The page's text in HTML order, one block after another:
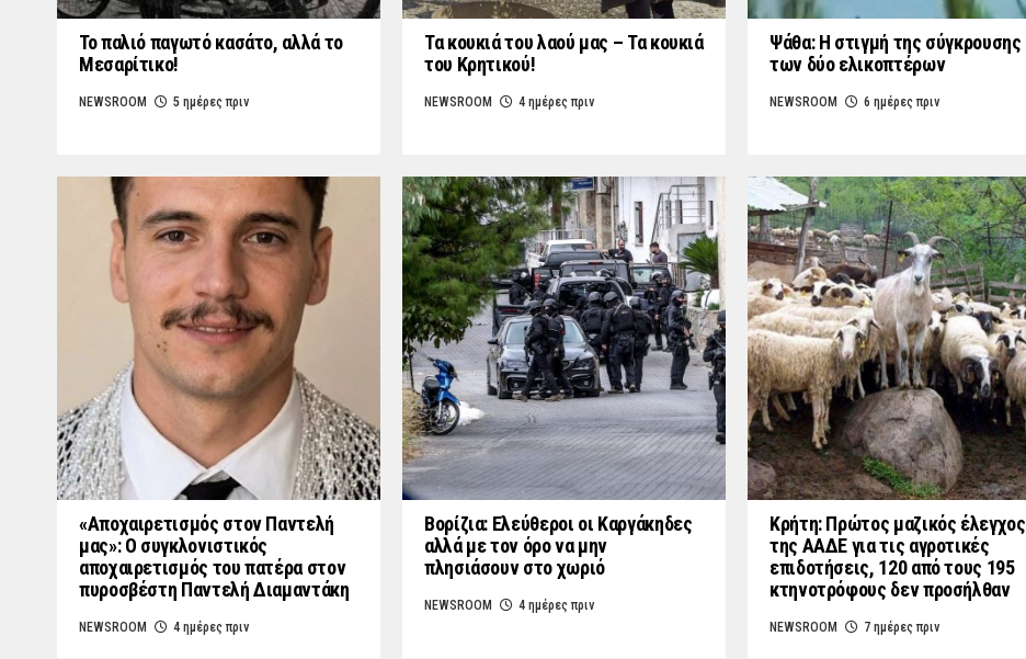
Το παλιό παγωτό κασάτο, αλλά το
Μεσαρίτικο!
NEWSROOM 5 ημέρες πριν
Τα κουκιά του λαού μας – Τα κουκιά
του Κρητικού!
NEWSROOM 4 ημέρες πριν
Ψάθα: Η στιγμή της σύγκρουσης
των δύο ελικοπτέρων
NEWSROOM 6 ημέρες πριν
«Aποχαιρετισμός στον Παντελή
μας»: Ο συγκλονιστικός
αποχαιρετισμός του πατέρα στον
πυροσβέστη Παντελή Διαμαντάκη
NEWSROOM 4 ημέρες πριν
Βορίζια: Ελεύθεροι οι Καργάκηδες
αλλά με τον όρο να μην
πλησιάσουν στο χωριό
NEWSROOM 4 ημέρες πριν
Κρήτη: Πρώτος μαζικός έλεγχος
της ΑΑΔΕ για τις αγροτικές
επιδοτήσεις, 120 από τους 195
κτηνοτρόφους δεν προσήλθαν
NEWSROOM 7 ημέρες πριν